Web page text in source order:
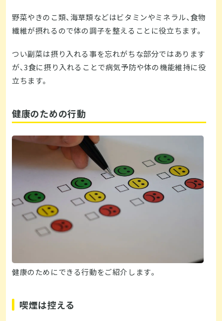
野菜やきのこ類、海草類などはビタミンやミネラル、食物
繊維が摂れるので体の調子を整えることに役立ちます。
つい副菜は摂り入れる事を忘れがちな部分ではあります
が、3食に摂り入れることで病気予防や体の機能維持に役
立ちます。
健康のための行動
健康のためにできる行動をご紹介します。
喫煙は控える